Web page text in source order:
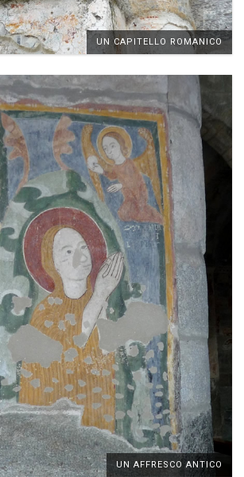
UN CAPITELLO ROMANICO
UN AFFRESCO ANTICO